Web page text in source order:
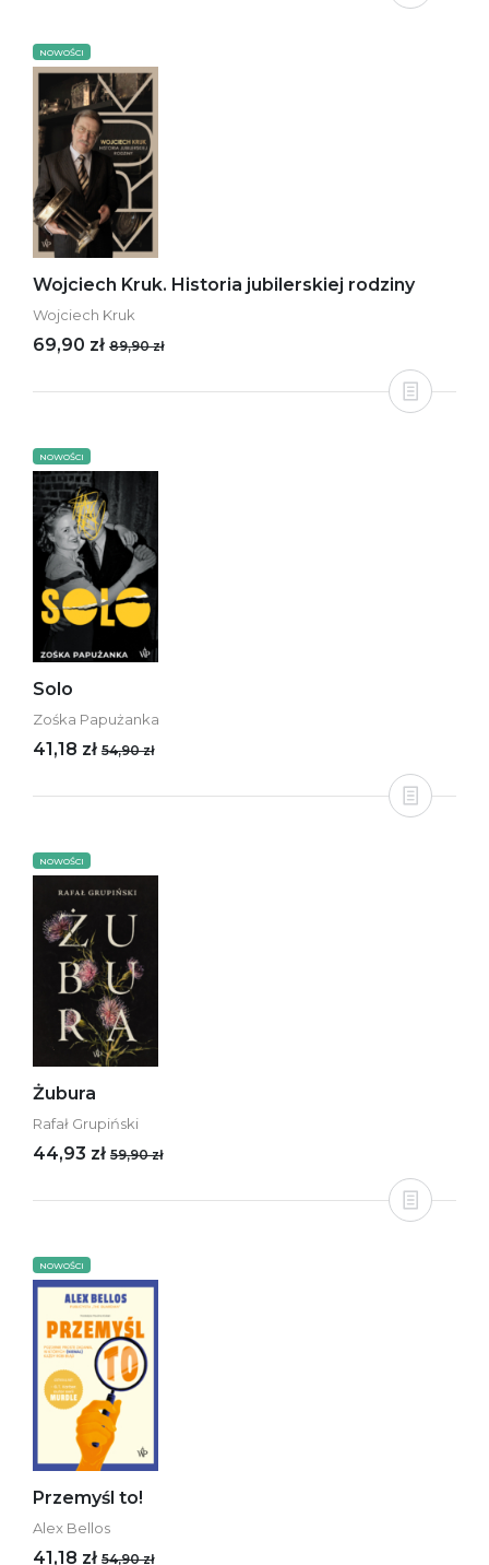
NOWOŚCI
Wojciech Kruk. Historia jubilerskiej rodziny
Wojciech Kruk
69,90 zł 89,90 zł
NOWOŚCI
Solo
Zośka Papużanka
41,18 zł 54,90 zł
NOWOŚCI
Żubura
Rafał Grupiński
44,93 zł 59,90 zł
NOWOŚCI
Przemyśl to!
Alex Bellos
41,18 zł 54,90 zł